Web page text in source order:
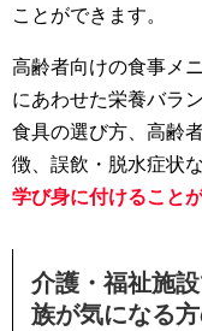
ことができます。
高齢者向けの食事メ
にあわせた栄養バラ
食具の選び方、高齢
徴、誤飲・脱水症状
学び身に付けること
介護・福祉施
族が気になる